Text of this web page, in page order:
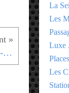
Rue Nicolas APPERT - 11eme - Charlie Hebdo
La
Les
Luxe
Les